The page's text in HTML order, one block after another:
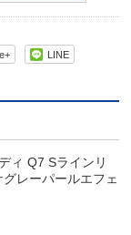
LINE
ィ Q7 Sラインリ
レーパールエフェ